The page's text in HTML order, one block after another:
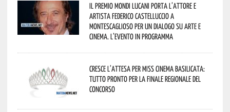
Il Premio Mondi Lucani porta l’attore e
artista Federico Castelluccio a
Montescaglioso per un dialogo su arte e
cinema. L’evento in programma
Cresce l’attesa per Miss Cinema Basilicata:
tutto pronto per la finale regionale del
concorso